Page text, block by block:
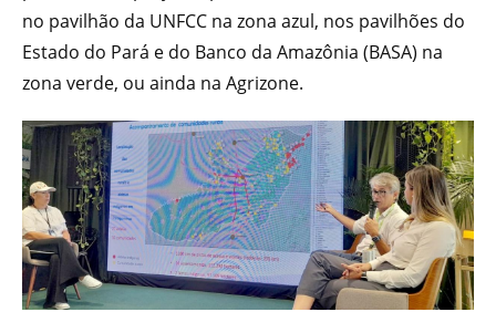
no pavilhão da UNFCC na zona azul, nos pavilhões do
Estado do Pará e do Banco da Amazônia (BASA) na
zona verde, ou ainda na Agrizone.